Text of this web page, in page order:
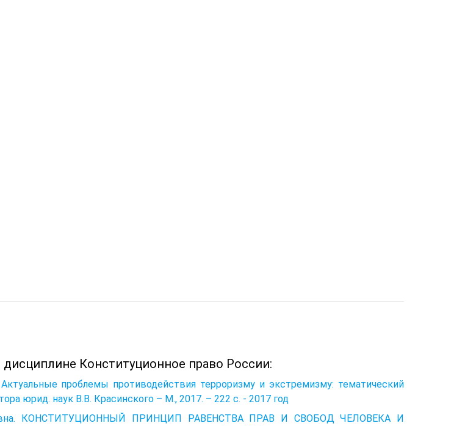
дисциплине Конституционное право России:
проблемы противодействия терроризму и экстремизму: тематический
юрид. наук В.В. Красинского – М., 2017. – 222 с. - 2017 год
КОНСТИТУЦИОННЫЙ ПРИНЦИП РАВЕНСТВА ПРАВ И СВОБОД ЧЕЛОВЕКА И